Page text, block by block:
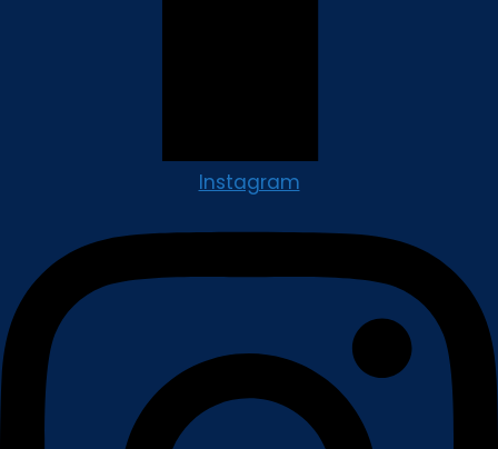
Instagram